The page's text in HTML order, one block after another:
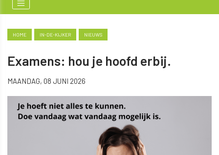
HOME IN-DE-KIJKER NIEUWS
Examens: hou je hoofd erbij.
MAANDAG, 08 JUNI 2026